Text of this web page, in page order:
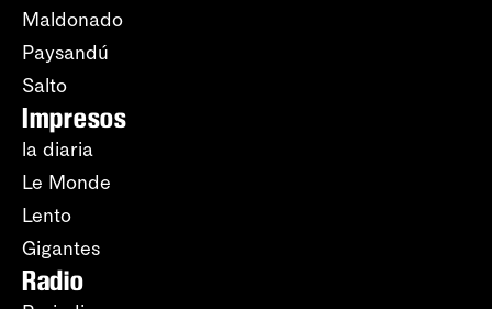
Maldonado
Paysandú
Salto
Impresos
la diaria
Le Monde
Lento
Gigantes
Radio